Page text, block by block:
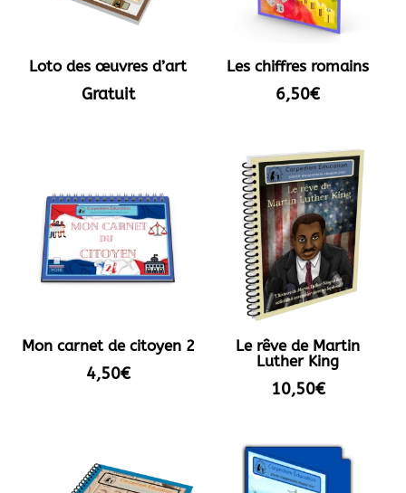
Loto des œuvres d’art
Gratuit
Les chiffres romains
6,50€
Mon carnet de citoyen 2
4,50€
Le rêve de Martin
Luther King
10,50€